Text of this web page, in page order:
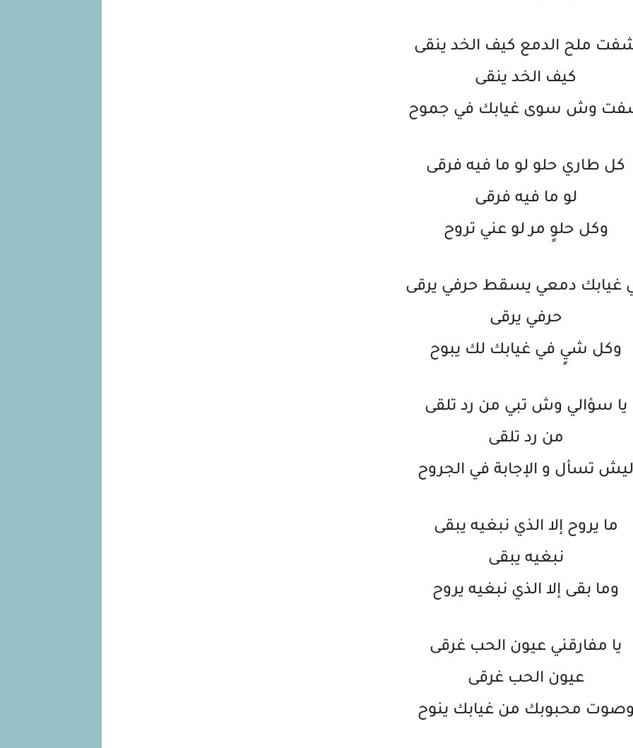
ملح الدمع كيف الخد ينقى
كيف الخد ينقى
وش سوى غيابك في جموح
كل طاري حلو لو ما فيه فرقى
لو ما فيه فرقى
وكل حلوٍ مر لو عني تروح
غيابك دمعي يسقط حرفي يرقى
حرفي يرقى
وكل شيٍ في غيابك لك يبوح
يا سؤالي وش تبي من رد تلقى
من رد تلقى
ليش تسأل و الإجابة في الجروح
ما يروح إلا الذي نبغيه يبقى
نبغيه يبقى
وما بقى إلا الذي نبغيه يروح
يا مفارقني عيون الحب غرقى
عيون الحب غرقى
محبوبك من غيابك ينوح